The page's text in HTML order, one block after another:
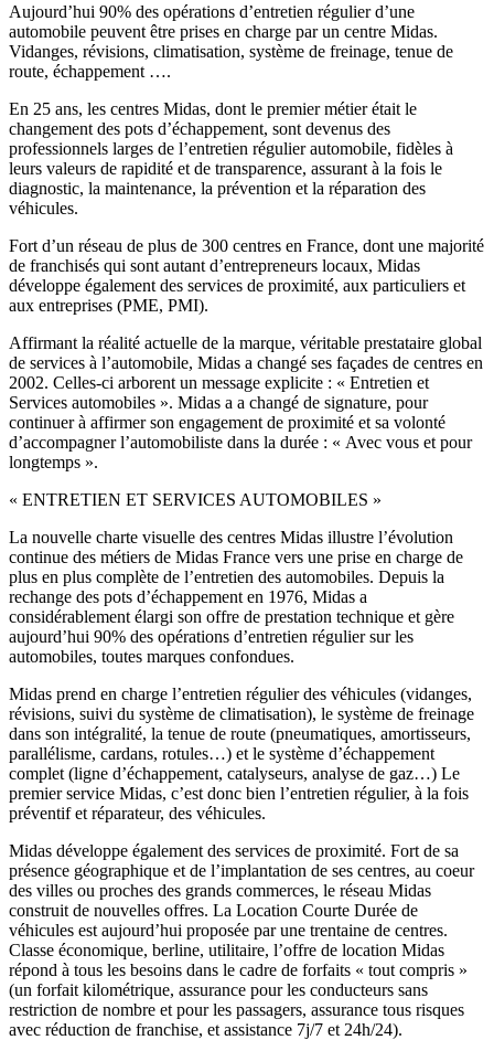
Aujourd’hui 90% des opérations d’entretien régulier d’une
automobile peuvent être prises en charge par un centre Midas.
Vidanges, révisions, climatisation, système de freinage, tenue de
route, échappement ….
En 25 ans, les centres Midas, dont le premier métier était le
changement des pots d’échappement, sont devenus des
professionnels larges de l’entretien régulier automobile, fidèles à
leurs valeurs de rapidité et de transparence, assurant à la fois le
diagnostic, la maintenance, la prévention et la réparation des
véhicules.
Fort d’un réseau de plus de 300 centres en France, dont une majorité
de franchisés qui sont autant d’entrepreneurs locaux, Midas
développe également des services de proximité, aux particuliers et
aux entreprises (PME, PMI).
Affirmant la réalité actuelle de la marque, véritable prestataire global
de services à l’automobile, Midas a changé ses façades de centres en
2002. Celles-ci arborent un message explicite : « Entretien et
Services automobiles ». Midas a a changé de signature, pour
continuer à affirmer son engagement de proximité et sa volonté
d’accompagner l’automobiliste dans la durée : « Avec vous et pour
longtemps ».
« ENTRETIEN ET SERVICES AUTOMOBILES »
La nouvelle charte visuelle des centres Midas illustre l’évolution
continue des métiers de Midas France vers une prise en charge de
plus en plus complète de l’entretien des automobiles. Depuis la
rechange des pots d’échappement en 1976, Midas a
considérablement élargi son offre de prestation technique et gère
aujourd’hui 90% des opérations d’entretien régulier sur les
automobiles, toutes marques confondues.
Midas prend en charge l’entretien régulier des véhicules (vidanges,
révisions, suivi du système de climatisation), le système de freinage
dans son intégralité, la tenue de route (pneumatiques, amortisseurs,
parallélisme, cardans, rotules…) et le système d’échappement
complet (ligne d’échappement, catalyseurs, analyse de gaz…) Le
premier service Midas, c’est donc bien l’entretien régulier, à la fois
préventif et réparateur, des véhicules.
Midas développe également des services de proximité. Fort de sa
présence géographique et de l’implantation de ses centres, au coeur
des villes ou proches des grands commerces, le réseau Midas
construit de nouvelles offres. La Location Courte Durée de
véhicules est aujourd’hui proposée par une trentaine de centres.
Classe économique, berline, utilitaire, l’offre de location Midas
répond à tous les besoins dans le cadre de forfaits « tout compris »
(un forfait kilométrique, assurance pour les conducteurs sans
restriction de nombre et pour les passagers, assurance tous risques
avec réduction de franchise, et assistance 7j/7 et 24h/24).